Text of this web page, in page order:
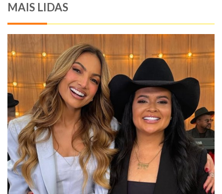
MAIS LIDAS